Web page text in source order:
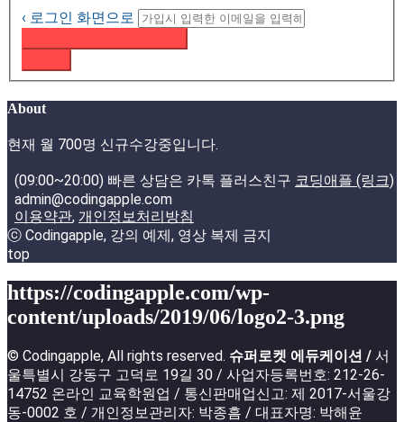
‹ 로그인 화면으로
About
현재 월 700명 신규수강중입니다.
(09:00~20:00) 빠른 상담은 카톡 플러스친구 코딩애플 (링크)
admin@codingapple.com
이용약관, 개인정보처리방침
ⓒ Codingapple, 강의 예제, 영상 복제 금지
top
https://codingapple.com/wp-
content/uploads/2019/06/logo2-3.png
© Codingapple, All rights reserved. 슈퍼로켓 에듀케이션 / 서
울특별시 강동구 고덕로 19길 30 / 사업자등록번호: 212-26-
14752 온라인 교육학원업 / 통신판매업신고: 제 2017-서울강
동-0002 호 / 개인정보관리자: 박종흠 / 대표자명: 박해윤